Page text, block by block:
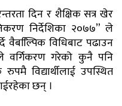
दिन र शैक्षिक सत्र खेर
निर्देशिका २०७७” ले
वैबल्पििक विधिबाट पढाउन
वर्गिकरण गरेको कुनै पनि
विद्यार्थीलाई उपस्थित
छन् ।